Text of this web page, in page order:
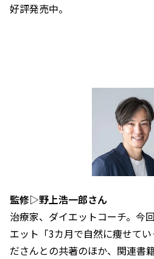
好評発売中。
監修▷野上浩一郎さん
治療家、ダイエットコーチ。今
エット「3カ月で自然に痩せて
ださんとの共著のほか、関連書